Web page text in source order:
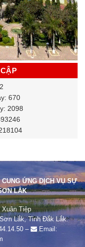
670
2098
ỨNG DỊCH VỤ SỰ
LẮK
Tiệp
Lắk, Tỉnh Đắk Lắk.
–
Email: